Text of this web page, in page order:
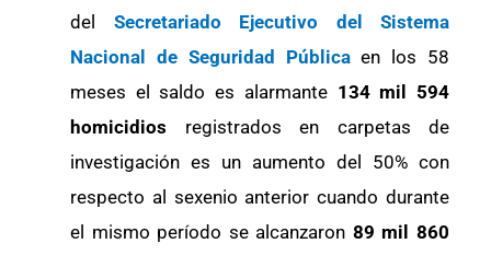
del Secretariado Ejecutivo del Sistema
Nacional de Seguridad Públicaen los 58
meses el saldo es alarmante 134 mil 594
homicidios registrados en carpetas de
investigación es un aumento del 50% con
respecto al sexenio anterior cuando durante
el mismo período se alcanzaron 89 mil 860